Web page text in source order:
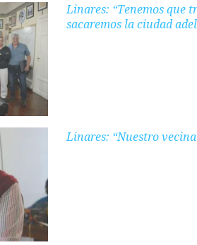
Linares: “Tenemos que
sacaremos la ciudad
Linares: “Nuestro